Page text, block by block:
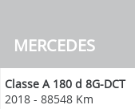
MERCEDES
Classe A 180 d 8G-DCT
2018 - 88548 Km